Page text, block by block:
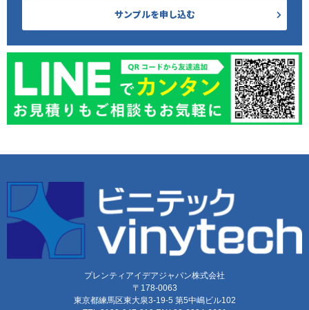
サンプルを申し込む
プレンティアイデアジャパン株式会社
〒178-0063
東京都練馬区東大泉3-19-5 第5中嶋ビル102